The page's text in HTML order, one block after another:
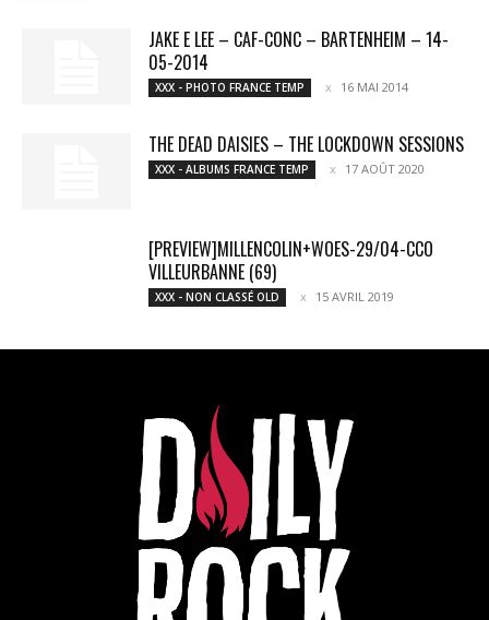
JAKE E LEE – CAF-CONC – BARTENHEIM – 14-
05-2014
XXX - PHOTO FRANCE TEMP 16 MAI 2014
THE DEAD DAISIES – THE LOCKDOWN SESSIONS
XXX - ALBUMS FRANCE TEMP 17 AOÛT 2020
[PREVIEW]MILLENCOLIN+WOES-29/04-CCO
VILLEURBANNE (69)
XXX - NON CLASSÉ OLD 15 AVRIL 2019